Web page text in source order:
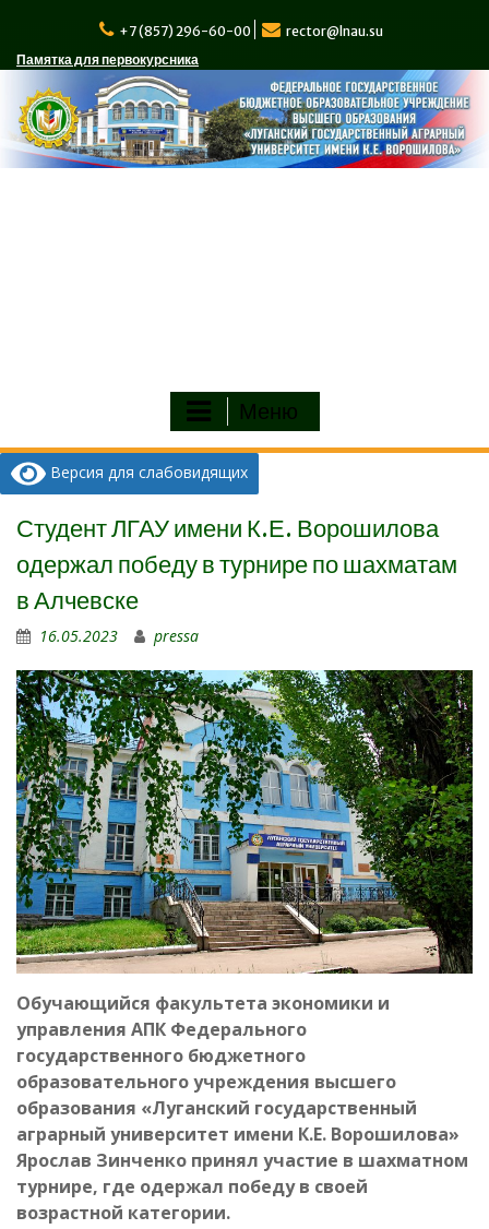
содержимому
+7 (857) 296-60-00
rector@lnau.su
Памятка для первокурсника
Меню
Версия для слабовидящих
Студент ЛГАУ имени К.Е. Ворошилова
одержал победу в турнире по шахматам
в Алчевске
16.05.2023 pressa
Обучающийся факультета экономики и
управления АПК Федерального
государственного бюджетного
образовательного учреждения высшего
образования «Луганский государственный
аграрный университет имени К.Е. Ворошилова»
Ярослав Зинченко принял участие в шахматном
турнире, где одержал победу в своей
возрастной категории.